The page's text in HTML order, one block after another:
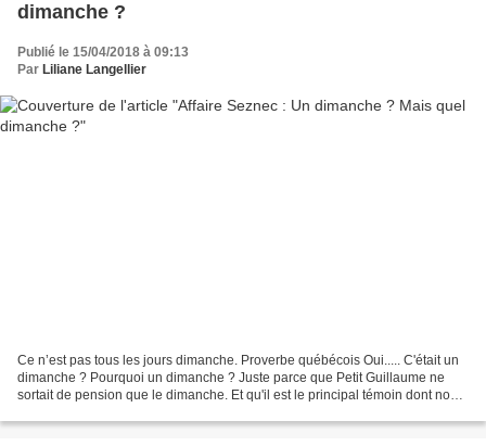
dimanche ?
Publié le 15/04/2018 à 09:13
Par Liliane Langellier
Ce n’est pas tous les jours dimanche. Proverbe québécois Oui..... C'était un
dimanche ? Pourquoi un dimanche ? Juste parce que Petit Guillaume ne
sortait de pension que le dimanche. Et qu'il est le principal témoin dont nous